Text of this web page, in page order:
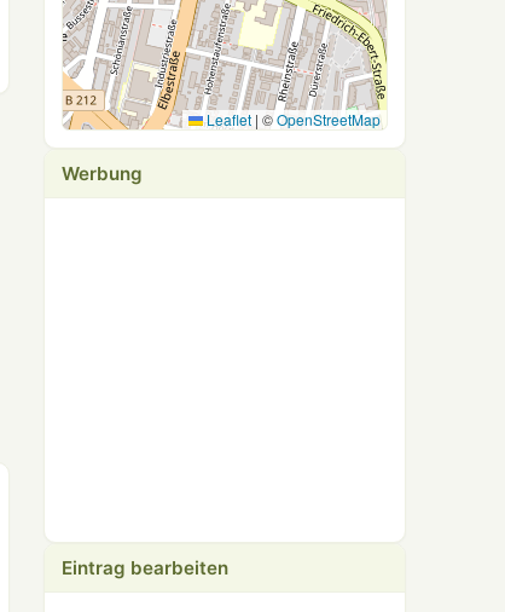
Leaflet | ©OpenStreetMap
Werbung
Eintrag bearbeiten